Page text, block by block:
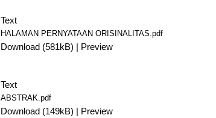
Text
HALAMAN PERNYATAAN ORISINALITAS.pdf
Download (581kB) Preview
Text
ABSTRAK.pdf
Download (149kB) Preview